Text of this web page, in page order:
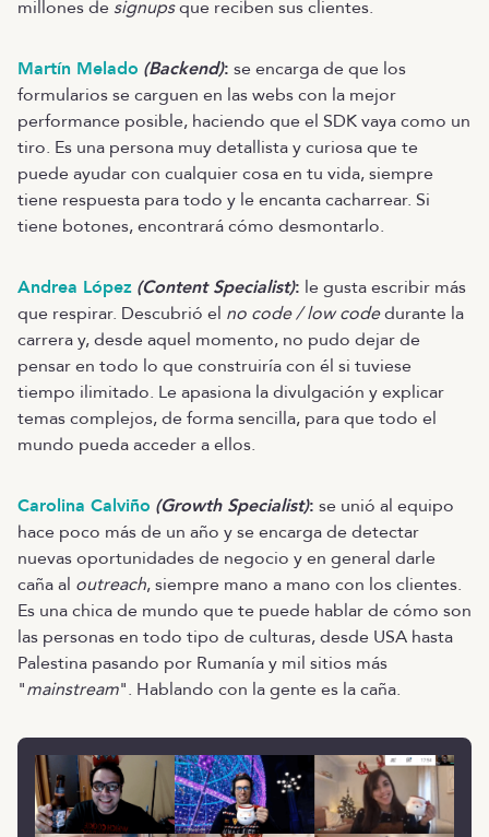
millones de signupsque reciben sus clientes.
Martín Melado (Backend): se encarga de que los
formularios se carguen en las webs con la mejor
performance posible, haciendo que el SDK vaya como un
tiro. Es una persona muy detallista y curiosa que te
puede ayudar con cualquier cosa en tu vida, siempre
tiene respuesta para todo y le encanta cacharrear. Si
tiene botones, encontrará cómo desmontarlo.
Andrea López (Content Specialist): le gusta escribir más
que respirar. Descubrió el no code / low codedurante la
carrera y, desde aquel momento, no pudo dejar de
pensar en todo lo que construiría con él si tuviese
tiempo ilimitado. Le apasiona la divulgación y explicar
temas complejos, de forma sencilla, para que todo el
mundo pueda acceder a ellos.
Carolina Calviño (Growth Specialist): se unió al equipo
hace poco más de un año y se encarga de detectar
nuevas oportunidades de negocio y en general darle
caña al outreach, siempre mano a mano con los clientes.
Es una chica de mundo que te puede hablar de cómo son
las personas en todo tipo de culturas, desde USA hasta
Palestina pasando por Rumanía y mil sitios más
"mainstream". Hablando con la gente es la caña.